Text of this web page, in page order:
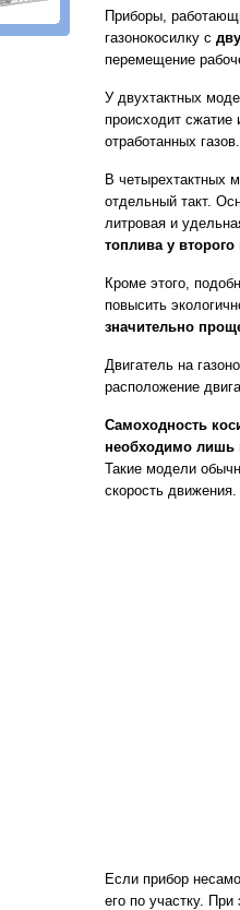
Приборы,
газонокосилку с
перемещение
У двухтактных
происходит сжатие
отработанных газов.
В четырехтактных
отдельный такт.
литровая и
топлива у
Кроме этого,
повысить
значительно
Двигатель на
расположение
Самоходность
необходимо лишь
Такие модели
скорость движения.
Если прибор
его по участку.